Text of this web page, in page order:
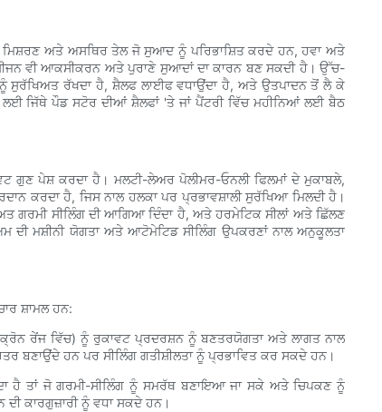
ਅਤੇ ਅਸਥਿਰ ਤੇਲ ਜੋ ਸੁਆਦ ਨੂੰ ਪਰਿਭਾਸ਼ਿਤ ਕਰਦੇ ਹਨ, ਹਵਾ ਅਤੇ
ਵੀ ਆਕਸੀਕਰਨ ਅਤੇ ਪੁਰਾਣੇ ਸੁਆਦਾਂ ਦਾ ਕਾਰਨ ਬਣ ਸਕਦੀ ਹੈ। ਉੱਚ-
ਰੱਖਦਾ ਹੈ, ਸ਼ੈਲਫ ਲਾਈਫ ਵਧਾਉਂਦਾ ਹੈ, ਅਤੇ ਉਤਪਾਦਨ ਤੋਂ ਲੈ ਕੇ
ਜਿੱਥੇ ਪੌਡ ਸਟੋਰ ਦੀਆਂ ਸ਼ੈਲਫਾਂ 'ਤੇ ਜਾਂ ਪੈਂਟਰੀ ਵਿੱਚ ਮਹੀਨਿਆਂ ਲਈ ਬੈਠ
ਗੁਣ ਪੇਸ਼ ਕਰਦਾ ਹੈ। ਮਲਟੀ-ਲੇਅਰ ਪੋਲੀਮਰ-ਓਨਲੀ ਫਿਲਮਾਂ ਦੇ ਮੁਕਾਬਲੇ,
ਕਰਦਾ ਹੈ, ਜਿਸ ਨਾਲ ਹਲਕਾ ਪਰ ਪ੍ਰਭਾਵਸ਼ਾਲੀ ਸੁਰੱਖਿਆ ਮਿਲਦੀ ਹੈ।
ਸੀਲਿੰਗ ਦੀ ਆਗਿਆ ਦਿੰਦਾ ਹੈ, ਅਤੇ ਹਰਮੇਟਿਕ ਸੀਲਾਂ ਅਤੇ ਛਿੱਲਣ
ਦੀ ਮਸ਼ੀਨੀ ਯੋਗਤਾ ਅਤੇ ਆਟੋਮੇਟਿਡ ਸੀਲਿੰਗ ਉਪਕਰਣਾਂ ਨਾਲ ਅਨੁਕੂਲਤਾ
ਸ਼ਾਮਲ ਹਨ:
ਰੇਂਜ ਵਿੱਚ) ਨੂੰ ਰੁਕਾਵਟ ਪ੍ਰਦਰਸ਼ਨ ਨੂੰ ਬਣਤਰਯੋਗਤਾ ਅਤੇ ਲਾਗਤ ਨਾਲ
ਹਨ ਪਰ ਸੀਲਿੰਗ ਗਤੀਸ਼ੀਲਤਾ ਨੂੰ ਪ੍ਰਭਾਵਿਤ ਕਰ ਸਕਦੇ ਹਨ।
ਹੈ ਤਾਂ ਜੋ ਗਰਮੀ-ਸੀਲਿੰਗ ਨੂੰ ਸਮਰੱਥ ਬਣਾਇਆ ਜਾ ਸਕੇ ਅਤੇ ਚਿਪਕਣ ਨੂੰ
ਕਾਰਗੁਜ਼ਾਰੀ ਨੂੰ ਵਧਾ ਸਕਦੇ ਹਨ।